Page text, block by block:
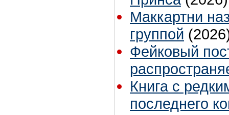
Маккартни
группой
Фейковый
Книга с
последнего